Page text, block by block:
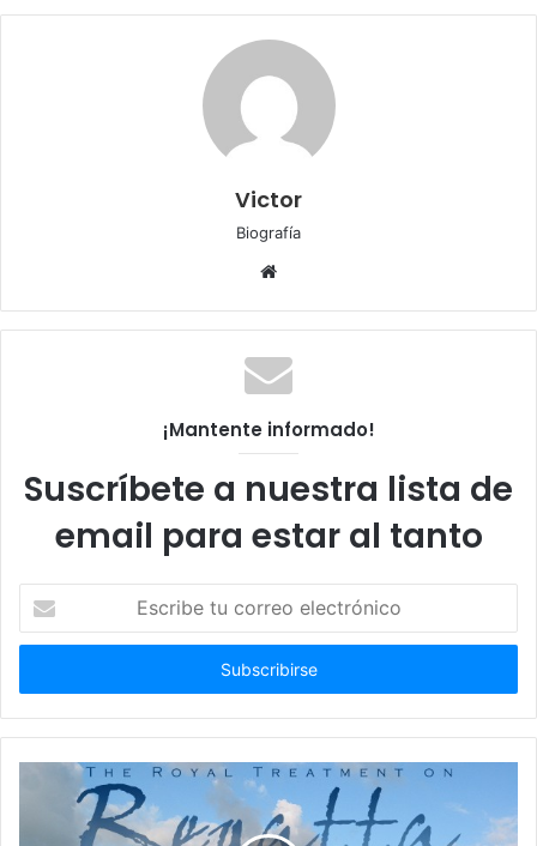
Victor
Biografía
Sitio
¡Mantente informado!
Suscríbete a nuestra lista de
email para estar al tanto
correo